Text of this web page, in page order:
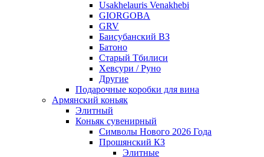
Usakhelauris Venakhebi
GIORGOBA
GRV
Баисубанский ВЗ
Батоно
Старый Тбилиси
Хевсури / Руно
Другие
Подарочные коробки для вина
Армянский коньяк
Элитный
Коньяк сувенирный
Символы Нового 2026 Года
Прошянский КЗ
Элитные